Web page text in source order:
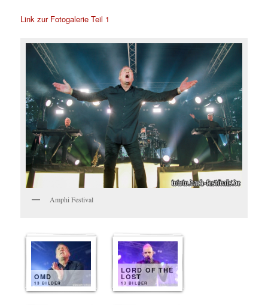
Link zur Fotogalerie Teil 1
Amphi Festival
OMD
13 BILDER
LORD OF THE
LOST
13 BILDER